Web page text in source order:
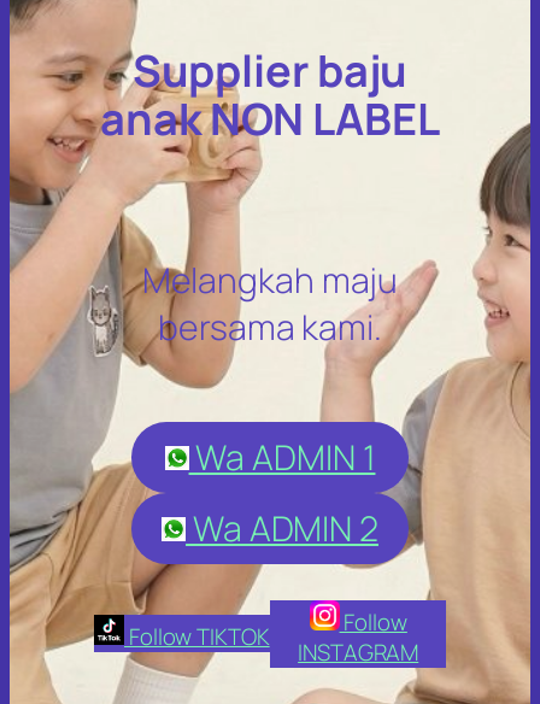
Supplier baju
anak NON LABEL
Melangkah maju
bersama kami.
Wa ADMIN 1
Wa ADMIN 2
Follow TIKTOK
Follow
INSTAGRAM